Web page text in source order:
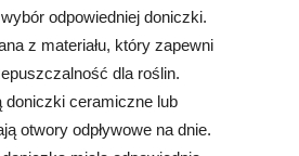
odpowiedniej doniczki.
z materiału, który zapewni
dla roślin.
ceramiczne lub
otwory odpływowe na dnie.